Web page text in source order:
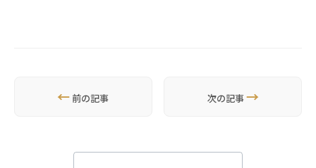
← 前の記事 次の記事→